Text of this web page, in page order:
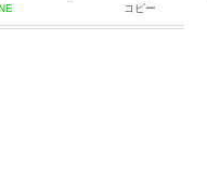
コピー